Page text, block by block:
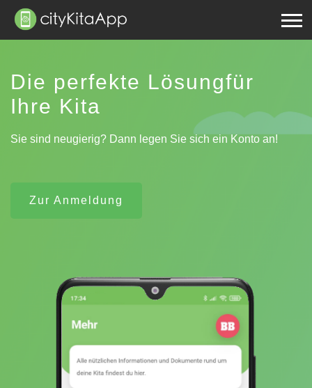
Die perfekte Lösungfür
Ihre Kita
Sie sind neugierig? Dann legen Sie sich ein Konto an!
Zur Anmeldung